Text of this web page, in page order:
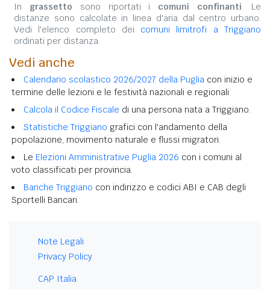
In grassetto sono riportati i comuni confinanti. Le
distanze sono calcolate in linea d'aria dal centro urbano.
Vedi l'elenco completo dei comuni limitrofi a Triggiano
ordinati per distanza.
Vedi anche
Calendario scolastico 2026/2027 della Puglia con inizio e
termine delle lezioni e le festività nazionali e regionali.
Calcola il Codice Fiscale di una persona nata a Triggiano.
Statistiche Triggiano grafici con l'andamento della
popolazione, movimento naturale e flussi migratori.
Le Elezioni Amministrative Puglia 2026 con i comuni al
voto classificati per provincia.
Banche Triggiano con indirizzo e codici ABI e CAB degli
Sportelli Bancari.
Note Legali
Privacy Policy
CAP Italia